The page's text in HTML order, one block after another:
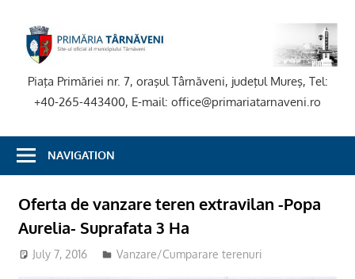
content
Piaţa Primăriei nr. 7, oraşul Târnăveni, judeţul Mureş, Tel:
+40-265-443400, E-mail: office@primariatarnaveni.ro
NAVIGATION
Oferta de vanzare teren extravilan -Popa
Aurelia- Suprafata 3 Ha
July 7, 2016 Vanzare/Cumparare terenuri